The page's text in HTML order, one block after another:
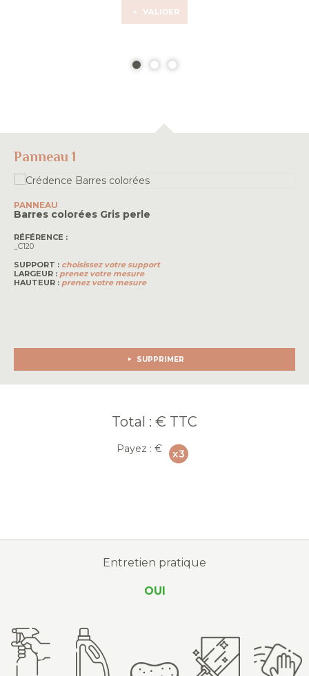
VALIDER
Panneau 1
PANNEAU
Barres colorées Gris perle
RÉFÉRENCE :
_C120
SUPPORT : choisissez votre support
LARGEUR : prenez votre mesure
HAUTEUR : prenez votre mesure
SUPPRIMER
Total : € TTC
Payez :€
Entretien pratique
OUI